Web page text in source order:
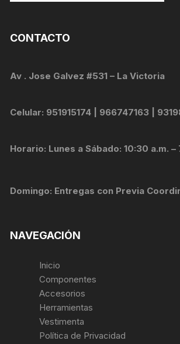
CONTACTO
Av . Jose Galvez #531 – La Victoria
Celular: 951915174 | 966747163 |
Horario: Lunes a Sábado: 10:30 a.m. –
Domingo: Entregas con Previa
NAVEGACIÓN
Inicio
Componentes
Accesorios
Herramientas
Vestimenta
Política de Privacidad